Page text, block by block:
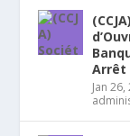
Arrêt
Jan 26,